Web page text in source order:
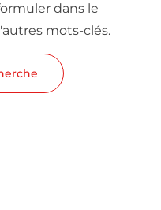
dans le
mots-clés.